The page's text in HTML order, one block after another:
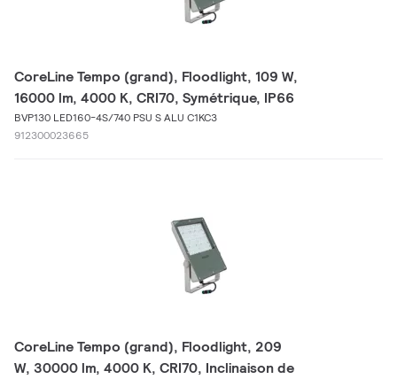
CoreLine Tempo (grand), Floodlight, 109 W,
16000 lm, 4000 K, CRI70, Symétrique, IP66
BVP130 LED160-4S/740 PSU S ALU C1KC3
912300023665
CoreLine Tempo (grand), Floodlight, 209
W, 30000 lm, 4000 K, CRI70, Inclinaison de